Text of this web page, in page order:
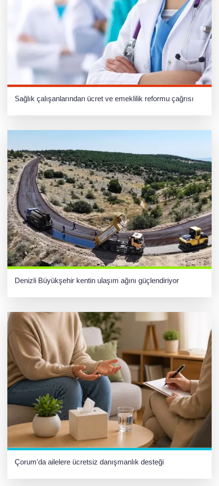
Sağlık çalışanlarından ücret ve emeklilik reformu çağrısı
Denizli Büyükşehir kentin ulaşım ağını güçlendiriyor
Çorum'da ailelere ücretsiz danışmanlık desteği